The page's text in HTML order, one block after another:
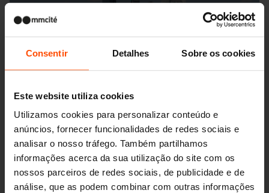
Consentir Detalhes Sobre os cookies
Este website utiliza cookies
Utilizamos cookies para personalizar conteúdo e
anúncios, fornecer funcionalidades de redes sociais e
analisar o nosso tráfego. Também partilhamos
informações acerca da sua utilização do site com os
nossos parceiros de redes sociais, de publicidade e de
análise, que as podem combinar com outras informações